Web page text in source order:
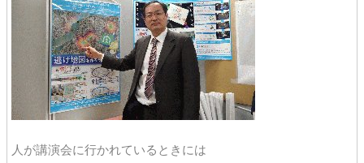
人が講演会に行かれているときには